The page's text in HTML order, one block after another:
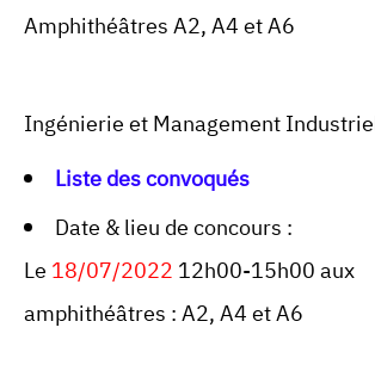
Amphithéâtres A2, A4 et A6
Ingénierie et Management
Liste des convoqués
Date & lieu de concours :
Le 18/07/2022 12h00-15h00 aux
amphithéâtres : A2, A4 et A6